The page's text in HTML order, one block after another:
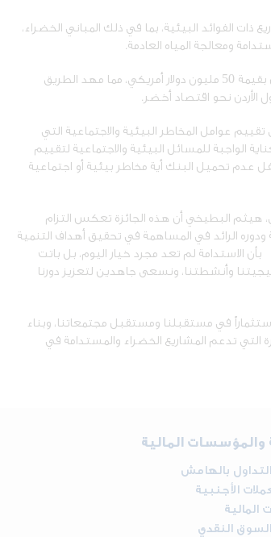
ذات الفوائد البيئية، بما في ذلك المباني الخضراء،
ومعالجة المياه العادمة.
وفي خطوة رائدة، أصدر البنك في العام 2023 أول سندات خضراء في الأردن بقيمة 50 مليون دولار أمريكي، مما مهد الطريق
الأردن نحو اقتصاد أخضر.
عوامل المخاطر البيئية والاجتماعية التي
الواجبة للمسائل البيئية والاجتماعية لتقييم
عدم تحميل البنك أية مخاطر بيئية أو اجتماعية
هيثم البطيخي أن هذه الجائزة تعكس التزام
الرائد في المساهمة في تحقيق أهداف التنمية
الاستدامة لم تعد مجرد خيار اليوم، بل باتت
وأنشطتنا، ونسعى جاهدين لتعزيز دورنا
في مستقبلنا ومستقبل مجتمعاتنا، وبناء
تدعم المشاريع الخضراء والمستدامة في
والمؤسسات المالية
بالهامش
الأجنبية
المالية
النقدي